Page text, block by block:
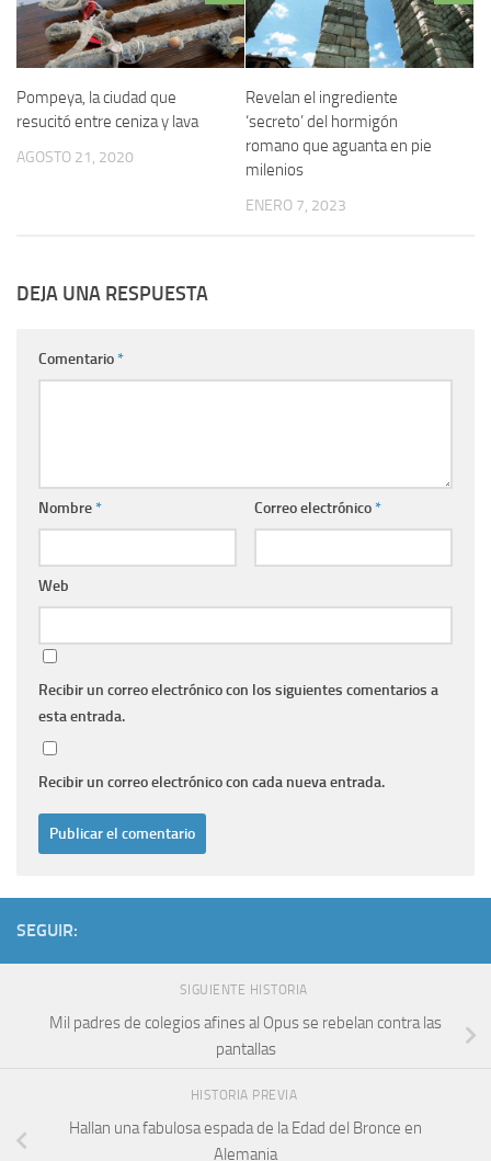
Pompeya, la ciudad que
resucitó entre ceniza y lava
AGOSTO 21, 2020
Revelan el ingrediente
‘secreto’ del hormigón
romano que aguanta en pie
milenios
ENERO 7, 2023
DEJA UNA RESPUESTA
Comentario*
Nombre* Correo electrónico*
Web
Recibir un correo electrónico con los siguientes comentarios a
esta entrada.
Recibir un correo electrónico con cada nueva entrada.
SEGUIR:
SIGUIENTE HISTORIA
Mil padres de colegios afines al Opus se rebelan contra las
pantallas
HISTORIA PREVIA
Hallan una fabulosa espada de la Edad del Bronce en
Alemania